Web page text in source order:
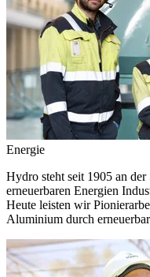
Energie
Hydro steht seit 1905 an
erneuerbaren Energien
Heute leisten wir
Aluminium durch